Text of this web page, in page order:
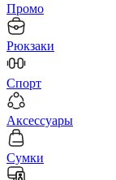
Промо
Рюкзаки
Спорт
Аксессуары
Сумки